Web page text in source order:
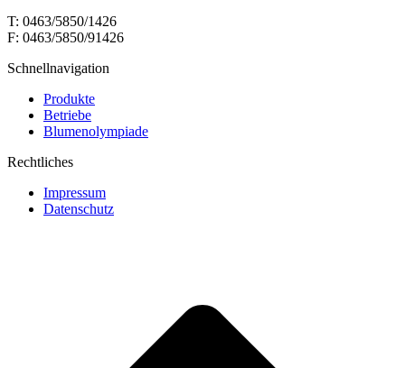
T: 0463/5850/1426
F: 0463/5850/91426
Schnellnavigation
Produkte
Betriebe
Blumenolympiade
Rechtliches
Impressum
Datenschutz